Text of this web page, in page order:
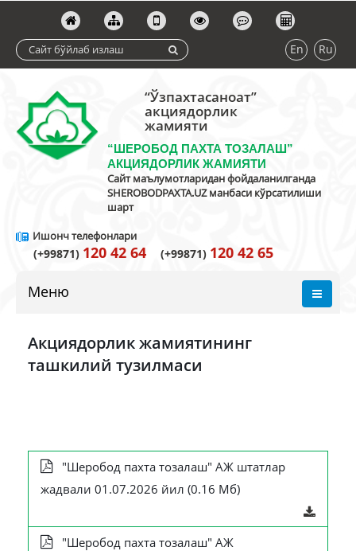
En Ru
“Ўзпахтасаноат”
акциядорлик
жамияти
“ШЕРОБОД ПАХТА ТОЗАЛАШ”
АКЦИЯДОРЛИК ЖАМИЯТИ
Сайт маълумотларидан фойдаланилганда
SHEROBODPAXTA.UZ манбаси кўрсатилиши
шарт
Ишонч телефонлари
(+99871) 120 42 64 (+99871) 120 42 65
Меню
Акциядорлик жамиятининг
ташкилий тузилмаси
"Шеробод пахта тозалаш" АЖ штатлар
жадвали 01.07.2026 йил (0.16 Мб)
"Шеробод пахта тозалаш" АЖ